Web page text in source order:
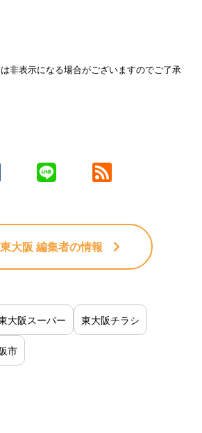
非表示になる場合がございますのでご了承
大阪 編集者の情報
大阪スーパー 東大阪チラシ
市